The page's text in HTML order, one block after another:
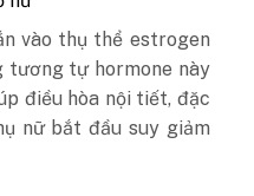
vào thụ thể estrogen
tương tự hormone này
điều hòa nội tiết, đặc
nữ bắt đầu suy giảm